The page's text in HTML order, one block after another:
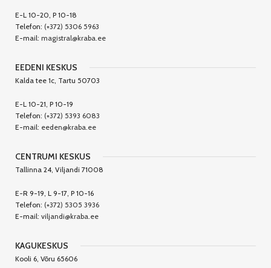
E-L 10-20, P 10-18
Telefon: (+372) 5306 5963
E-mail: magistral@kraba.ee
EEDENI KESKUS
Kalda tee 1c, Tartu 50703
E-L 10-21, P 10-19
Telefon: (+372) 5393 6083
E-mail: eeden@kraba.ee
CENTRUMI KESKUS
Tallinna 24, Viljandi 71008
E-R 9-19, L 9-17, P 10-16
Telefon: (+372) 5305 3936
E-mail: viljandi@kraba.ee
KAGUKESKUS
Kooli 6, Võru 65606